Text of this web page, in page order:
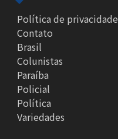
Política de privacidade
Contato
Brasil
Colunistas
Paraíba
Policial
Política
Variedades